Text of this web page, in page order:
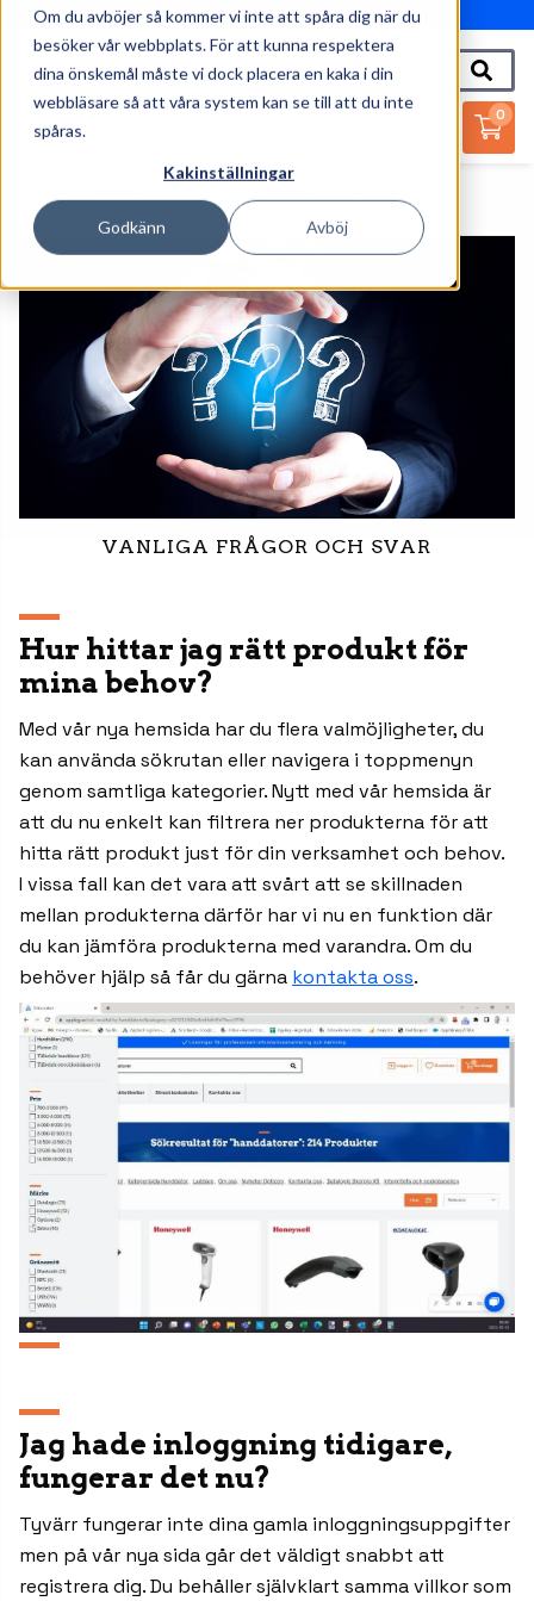
Om du avböjer så kommer vi inte att spåra dig när du
besöker vår webbplats. För att kunna respektera
dina önskemål måste vi dock placera en kaka i din
webbläsare så att våra system kan se till att du inte
spåras.
Kakinställningar
Godkänn Avböj
010-162 61 95
0
Startsida Huvudnavigation Frågor Och Svar
VANLIGA FRÅGOR OCH SVAR
Hur hittar jag rätt produkt för
mina behov?
Med vår nya hemsida har du flera valmöjligheter, du
kan använda sökrutan eller navigera i toppmenyn
genom samtliga kategorier. Nytt med vår hemsida är
att du nu enkelt kan filtrera ner produkterna för att
hitta rätt produkt just för din verksamhet och behov.
I vissa fall kan det vara att svårt att se skillnaden
mellan produkterna därför har vi nu en funktion där
du kan jämföra produkterna med varandra. Om du
behöver hjälp så får du gärna kontakta oss.
Jag hade inloggning tidigare,
fungerar det nu?
Tyvärr fungerar inte dina gamla inloggningsuppgifter
men på vår nya sida går det väldigt snabbt att
registrera dig. Du behåller självklart samma villkor som